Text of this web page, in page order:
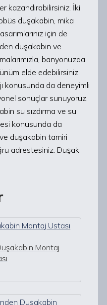
kazandırabilirsiniz. İki
duşakabin, mika
için de
duşakabin ve
banyonuzda
elde edebilirsiniz.
konusunda da deneyimli
sonuçlar sunuyoruz.
su sızdırma ve su
konusunda da
duşakabin tamiri
adrestesiniz. Duşak
Montaj